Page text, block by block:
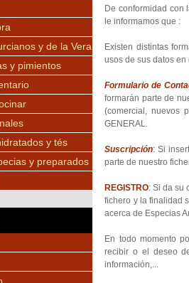
y de la Vera
y pimientos
y tés
y preparados
De conformidad con
le informamos que :
Existen distintas
usos de sus datos
Formulario de
formarán parte de
(comercial, nuevos
GENERAL.
Suscripción: Si
parte de nuestro
REGISTRO: Si da su
fichero y la finalidad
acerca de Especias
En todo momento
recibir o el deseo
información,...